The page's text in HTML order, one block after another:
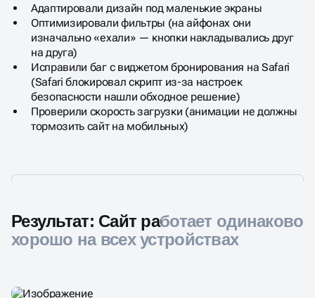
Адаптировали дизайн под маленькие экраны
Оптимизировали фильтры (на айфонах они
изначально «ехали» — кнопки накладывались друг
на друга)
Исправили баг с виджетом бронирования на Safari
(Safari блокировал скрипт из-за настроек
безопасности нашли обходное решение)
Проверили скорость загрузки (анимации не должны
тормозить сайт на мобильных)
Результат: Сайт работает одинаково
хорошо на всех устройствах